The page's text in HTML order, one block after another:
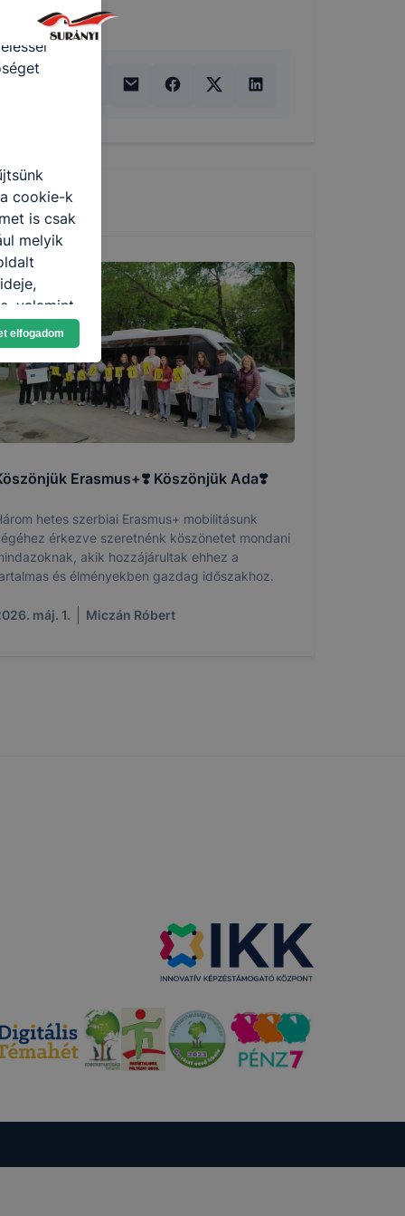
Erasmus+❣️ Köszönjük Ada❣️
hetes szerbiai Erasmus+ mobilitásunk
érkezve szeretnénk köszönetet mondani
akik hozzájárultak ehhez a
és élményekben gazdag időszakhoz.
máj. 1. Miczán Róbert
cookie-k
is csak
melyik
valamint
kat,
sütiket,
és
által
a Google
elfogadom